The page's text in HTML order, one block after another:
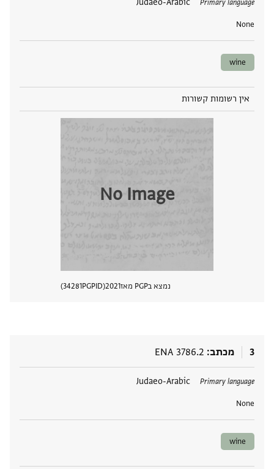
Primary language
Judaeo-Arabic
None
תגים
wine
אין רשומות קשורות
No Image
נמצא בPGP מאז 2021
PGPID
34281
3 מכתב ENA 3786.2
Primary language
Judaeo-Arabic
None
תגים
wine